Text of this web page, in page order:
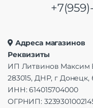
Адреса магазинов
Реквизиты
ИП Литвинов Максим
283015, ДНР, г
ИНН: 614015704000
ОГРНИП: